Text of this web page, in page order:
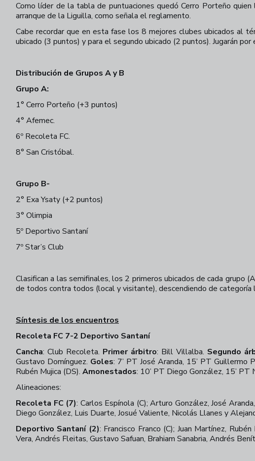
Como líder de la tabla de puntuaciones quedó Cerro Porteño
arranque de la Liguilla, como señala el reglamento.
Cabe recordar que en esta fase los 8 mejores clubes ubicados al
ubicado (3 puntos) y para el segundo ubicado (2 puntos). Jugarán
Distribución de Grupos A y B
Grupo A:
1° Cerro Porteño (+3 puntos)
4° Afemec.
6º Recoleta FC.
8° San Cristóbal.
Grupo B-
2° Exa Ysaty (+2 puntos)
3° Olimpia
5º Deportivo Santaní
7º Star’s Club
Clasifican a las semifinales, los 2 primeros ubicados de cada grupo
de todos contra todos (local y visitante), descendiendo de
Síntesis de los encuentros
Recoleta FC 7-2 Deportivo Santaní
Cancha: Club Recoleta. Primer árbitro: Bill Villalba. Segundo
Gustavo Domínguez. Goles: 7’ PT José Aranda, 15’ PT Guillermo
Rubén Mujica (DS). Amonestados: 10’ PT Diego González, 15’ PT
Alineaciones:
Recoleta FC (7): Carlos Espínola (C); Arturo González, José
Diego González, Luis Duarte, Josué Valiente, Nicolás Llanes y
Deportivo Santaní (2): Francisco Franco (C); Juan Martínez,
Vera, Andrés Fleitas, Gustavo Safuan, Brahiam Sanabria, Andrés